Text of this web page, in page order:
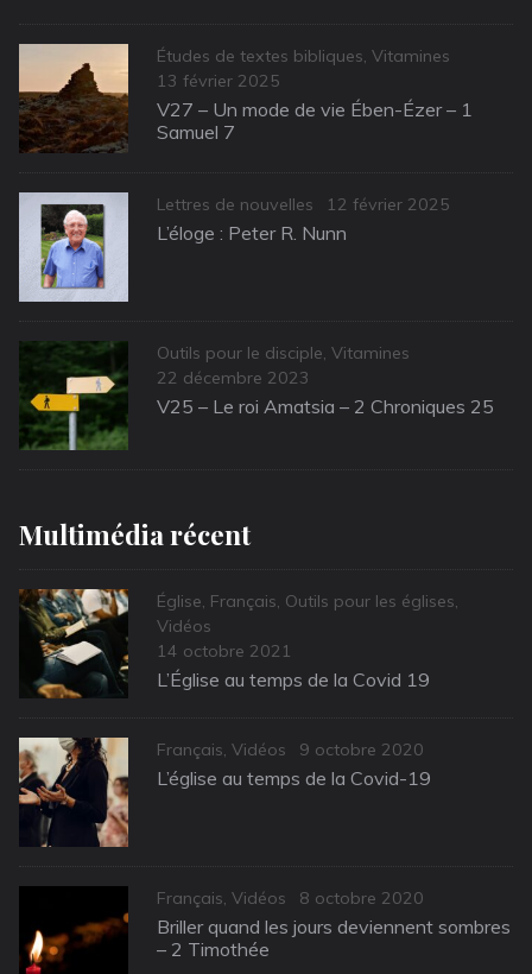
Categories
Études de textes bibliques, Vitamines
Posted
on
13 février 2025
V27 – Un mode de vie Ében-Ézer – 1
Samuel 7
Categories
Lettres de nouvelles
Posted
on
12 février 2025
L’éloge : Peter R. Nunn
Categories
Outils pour le disciple, Vitamines
Posted
on
22 décembre 2023
V25 – Le roi Amatsia – 2 Chroniques 25
Multimédia récent
Categories
Église, Français, Outils pour les églises,
Vidéos
Posted
on
14 octobre 2021
L’Église au temps de la Covid 19
Categories
Français, Vidéos
Posted
on
9 octobre 2020
L’église au temps de la Covid-19
Categories
Français, Vidéos
Posted
on
8 octobre 2020
Briller quand les jours deviennent sombres
– 2 Timothée